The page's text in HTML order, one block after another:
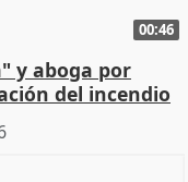
00:46
y aboga por
del incendio